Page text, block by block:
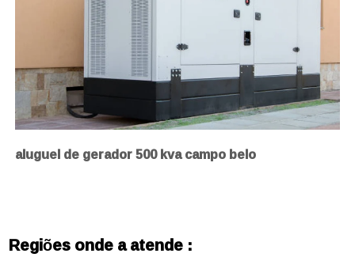
aluguel de gerador 500 kva campo belo
Regiões onde a atende :